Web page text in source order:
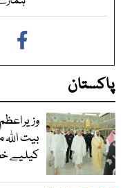
پاکستان
بیت
کیلیے